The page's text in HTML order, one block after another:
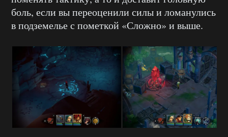
боль, если вы переоценили силы и ломанулись
в подземелье с пометкой «Сложно» и выше.